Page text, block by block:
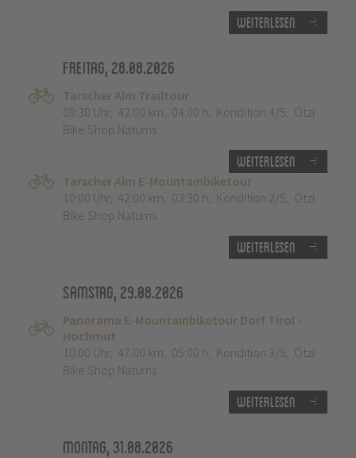
Weiterlesen
Freitag, 28.08.2026
Tarscher Alm Trailtour
09:30 Uhr, 42.00 km, 04:00 h, Kondition 4/5, Ötzi
Bike Shop Naturns
Weiterlesen
Tarscher Alm E-Mountainbiketour
10:00 Uhr, 42.00 km, 03:30 h, Kondition 2/5, Ötzi
Bike Shop Naturns
Weiterlesen
Samstag, 29.08.2026
Panorama E-Mountainbiketour Dorf Tirol -
Hochmut
10:00 Uhr, 47.00 km, 05:00 h, Kondition 3/5, Ötzi
Bike Shop Naturns
Weiterlesen
Montag, 31.08.2026